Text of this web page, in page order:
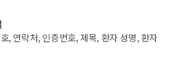
, 연락처, 인증번호, 제목, 환자 성명, 환자